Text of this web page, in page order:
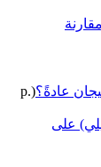
عادةً؟ (p.
على